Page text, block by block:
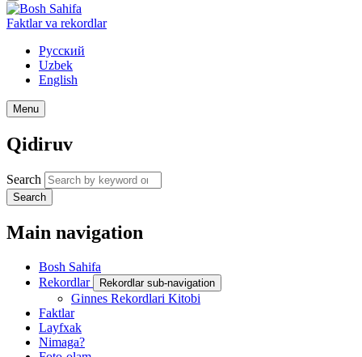
Faktlar va rekordlar
Русский
Uzbek
English
Menu
Qidiruv
Search
Search
Main navigation
Bosh Sahifa
Rekordlar
Rekordlar sub-navigation
Ginnes Rekordlari Kitobi
Faktlar
Layfxak
Nimaga?